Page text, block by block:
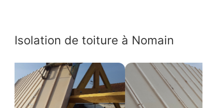
Isolation de toiture à Nomain